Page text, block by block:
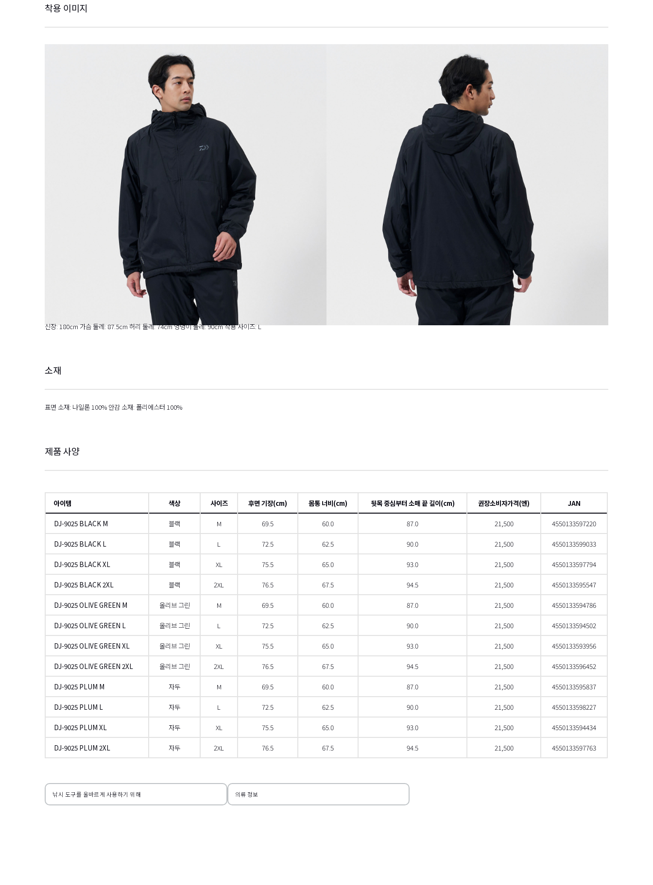
착용 이미지
신장: 180cm 가슴 둘레: 87.5cm 허리 둘레: 74cm 엉덩이 둘레: 90cm 착용 사이즈: L
소재
표면 소재: 나일론 100% 안감 소재: 폴리에스터 100%
제품 사양
아이템 색상 사이즈 후면 기장(cm) 몸통 너비(cm) 뒷목 중심부터 소매 끝 길이(cm) 권장소비자가격(엔) JAN
DJ-9025 BLACK M 블랙 M 69.5 60.0 87.0 21,500 4550133597220
DJ-9025 BLACK L 블랙 L 72.5 62.5 90.0 21,500 4550133599033
DJ-9025 BLACK XL 블랙 XL 75.5 65.0 93.0 21,500 4550133597794
DJ-9025 BLACK 2XL 블랙 2XL 76.5 67.5 94.5 21,500 4550133595547
DJ-9025 OLIVE GREEN M 올리브 그린 M 69.5 60.0 87.0 21,500 4550133594786
DJ-9025 OLIVE GREEN L 올리브 그린 L 72.5 62.5 90.0 21,500 4550133594502
DJ-9025 OLIVE GREEN XL 올리브 그린 XL 75.5 65.0 93.0 21,500 4550133593956
DJ-9025 OLIVE GREEN 2XL 올리브 그린 2XL 76.5 67.5 94.5 21,500 4550133596452
DJ-9025 PLUM M 자두 M 69.5 60.0 87.0 21,500 4550133595837
DJ-9025 PLUM L 자두 L 72.5 62.5 90.0 21,500 4550133598227
DJ-9025 PLUM XL 자두 XL 75.5 65.0 93.0 21,500 4550133594434
DJ-9025 PLUM 2XL 자두 2XL 76.5 67.5 94.5 21,500
4550133597763
낚시 도구를 올바르게 사용하기 위해 의류 정보